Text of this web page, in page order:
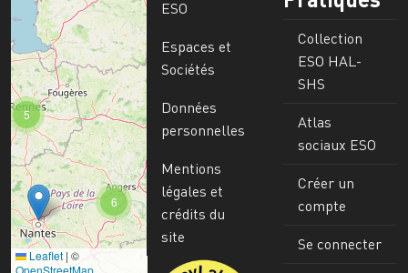
6
5
Leaflet | ©
OpenStreetMap
ESO
Espaces et
Sociétés
Données
personnelles
Mentions
légales et
crédits du
site
Image
Collection
ESO HAL-
SHS
Atlas
sociaux ESO
Créer un
compte
Se connecter